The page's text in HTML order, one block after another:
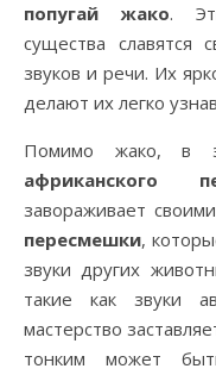
попугай жако.
существа славятся
звуков и речи. Их
делают их легко
Помимо жако, в
африканского
завораживает
пересмешки,
звуки других
такие как звуки
мастерство
тонким может